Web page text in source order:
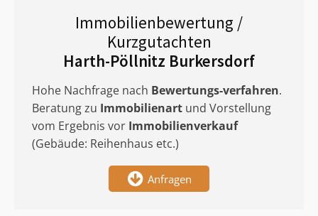
Immobilienbewertung /
Kurzgutachten
Harth-Pöllnitz Burkersdorf
Hohe Nachfrage nach Bewertungs-verfahren.
Beratung zu Immobilienart und Vorstellung
vom Ergebnis vor Immobilienverkauf
(Gebäude: Reihenhaus etc.)
Anfragen